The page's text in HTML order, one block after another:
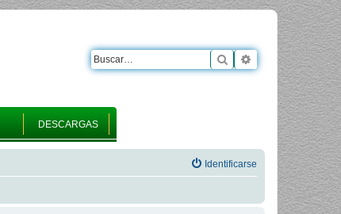
DESCARGAS
Buscar Búsqueda
Identificarse